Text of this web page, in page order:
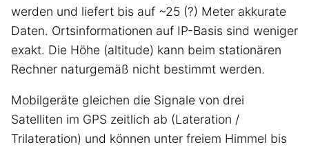
werden und liefert bis auf ~25 (?) Meter akkurate
Daten. Ortsinformationen auf IP-Basis sind weniger
exakt. Die Höhe (altitude) kann beim stationären
Rechner naturgemäß nicht bestimmt werden.
Mobilgeräte gleichen die Signale von drei
Satelliten im GPS zeitlich ab (Lateration /
Trilateration) und können unter freiem Himmel bis